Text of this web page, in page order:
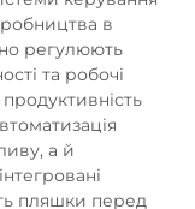
в
регулюють
та робочі
а й
пляшки перед